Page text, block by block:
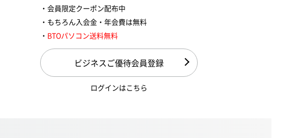
会員限定クーポン配布中
もちろん入会金・年会費は無料
BTOパソコン送料無料
ビジネスご優待会員登録
ログインはこちら